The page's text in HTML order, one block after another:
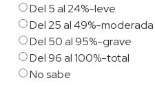
Del 5 al 24%-leve
Del 25 al 49%-moderada
Del 50 al 95%-grave
Del 96 al 100%-total
No sabe